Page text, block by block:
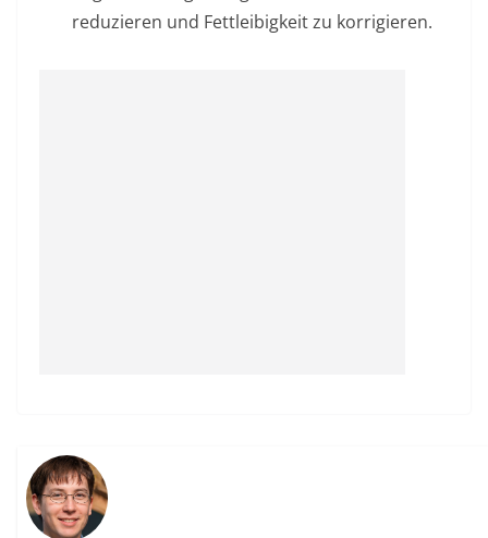
reduzieren und Fettleibigkeit zu korrigieren.